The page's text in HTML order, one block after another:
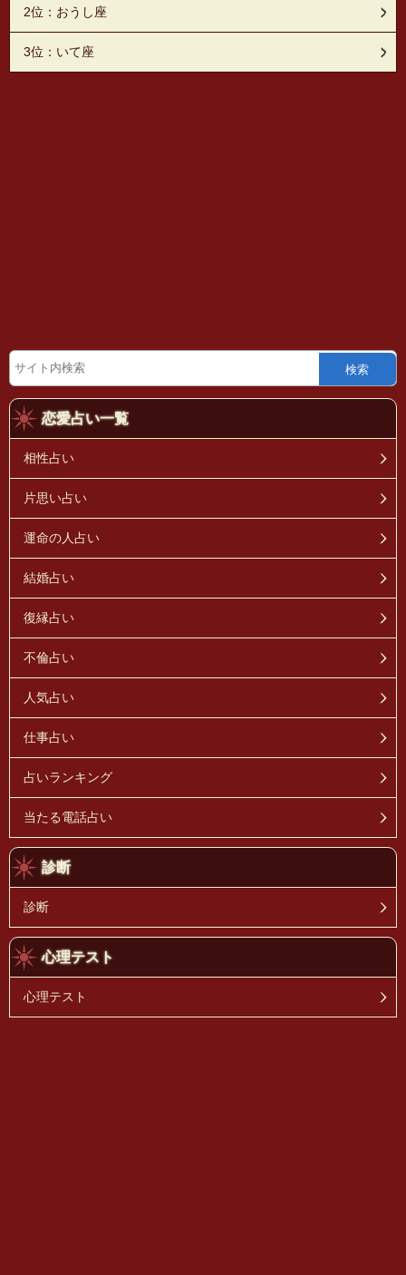
2位：おうし座
3位：いて座
検索
恋愛占い一覧
相性占い
片思い占い
運命の人占い
結婚占い
復縁占い
不倫占い
人気占い
仕事占い
占いランキング
当たる電話占い
診断
診断
心理テスト
心理テスト